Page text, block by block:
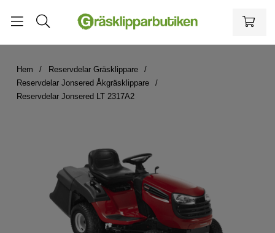
Hem
Reservdelar Gräsklippare
Reservdelar Jonsered Åkgräsklippare
Reservdelar Jonsered LT 2317A2